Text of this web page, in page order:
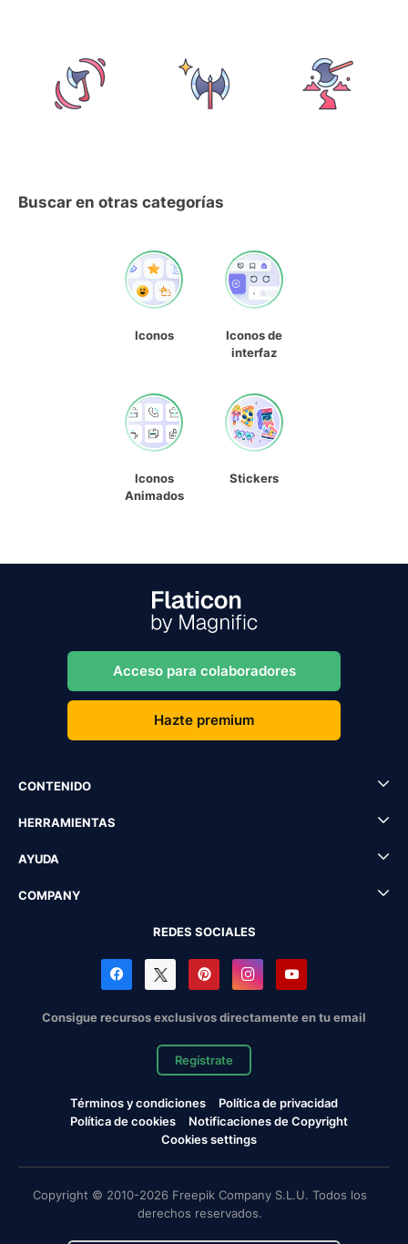
Buscar en otras categorías
Iconos
Iconos de
interfaz
Iconos
Animados
Stickers
Acceso para colaboradores
Hazte premium
CONTENIDO
HERRAMIENTAS
AYUDA
COMPANY
REDES SOCIALES
Consigue recursos exclusivos directamente en tu email
Regístrate
Términos y condiciones
Política de privacidad
Política de cookies
Notificaciones de Copyright
Cookies settings
Copyright © 2010-2026 Freepik Company S.L.U. Todos los
derechos reservados.